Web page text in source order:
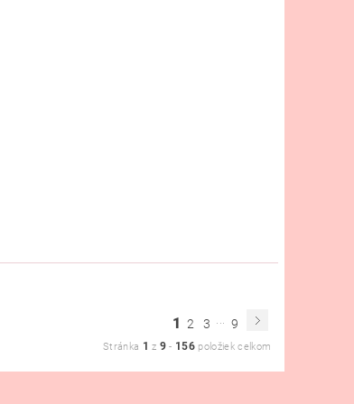
1 2 3 9
Stránka 1 z 9 - 156 položiek celkom